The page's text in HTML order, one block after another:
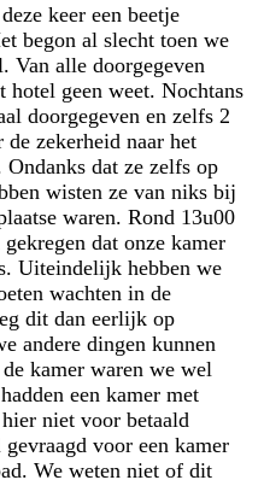
keer een beetje
begon al slecht toen we
Van alle doorgegeven
hotel geen weet. Nochtans
doorgegeven en zelfs 2
zekerheid naar het
dat ze zelfs op
wisten ze van niks bij
waren. Rond 13u00
dat onze kamer
Uiteindelijk hebben we
wachten in de
dit dan eerlijk op
andere dingen kunnen
kamer waren we wel
een kamer met
niet voor betaald
voor een kamer
We weten niet of dit